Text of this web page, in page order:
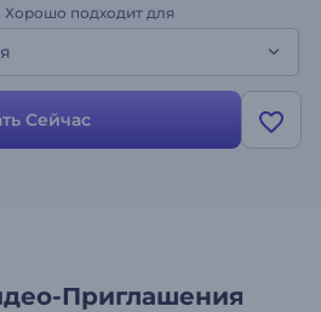
подходит для
товаров, видео портфолио и
проекты с нашим динамичным
Сейчас
Приглашения